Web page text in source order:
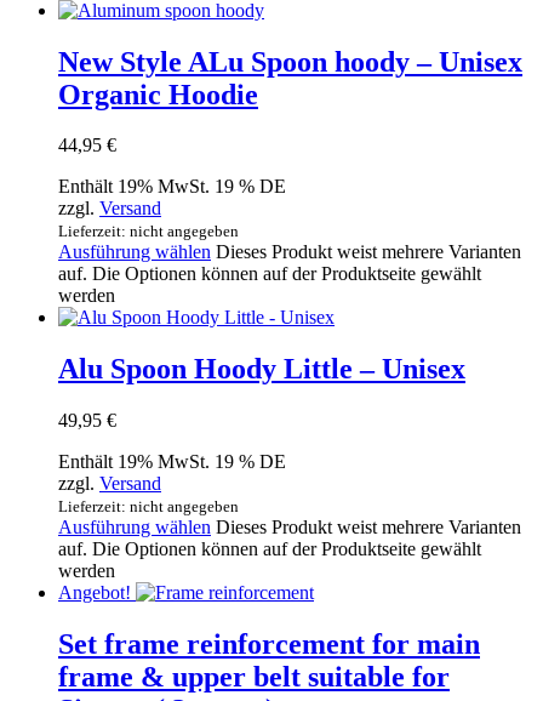
New Style ALu Spoon hoody – Unisex
Organic Hoodie
44,95 €
Enthält 19% MwSt. 19 % DE
zzgl. Versand
Lieferzeit: nicht angegeben
Ausführung wählen Dieses Produkt weist mehrere Varianten
auf. Die Optionen können auf der Produktseite gewählt
werden
Alu Spoon Hoody Little – Unisex
49,95 €
Enthält 19% MwSt. 19 % DE
zzgl. Versand
Lieferzeit: nicht angegeben
Ausführung wählen Dieses Produkt weist mehrere Varianten
auf. Die Optionen können auf der Produktseite gewählt
werden
Angebot!
Set frame reinforcement for main
frame & upper belt suitable for